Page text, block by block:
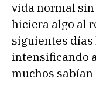
vida normal
hiciera algo al
siguientes días
intensificando
muchos sabían